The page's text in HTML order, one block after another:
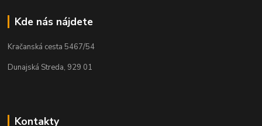
Kde nás nájdete
Kračanská cesta 5467/54
Dunajská Streda, 929 01
Kontakty